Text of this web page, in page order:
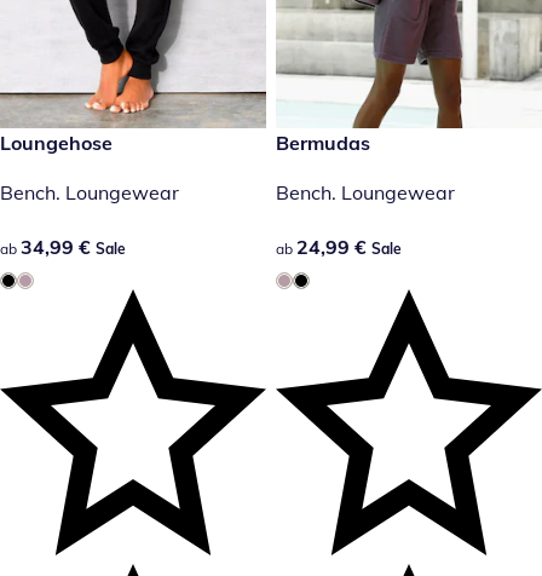
34,99 €
Sale
Loungehose
Bench. Loungewear
34,99 €
ab 34,99 € Sale
24,99 €
Sale
Bermudas
Bench. Loungewear
24,99 €
ab 24,99 € Sale